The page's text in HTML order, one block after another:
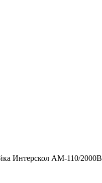
Интерскол АМ-110/2000В